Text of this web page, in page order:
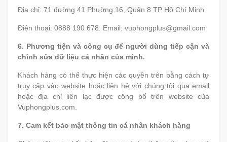
Địa chỉ: 71 đường 41 Phường 16, Quận 8 TP Hồ Chí Minh
Điện thoại: 0888 190 678. Email: vuphongplus@gmail.com
6. Phương tiện và công cụ để người dùng tiếp cận và
chỉnh sửa dữ liệu cá nhân của mình.
Khách hàng có thể thực hiện các quyền trên bằng cách tự
truy cập vào website hoặc liên hệ với chúng tôi qua email
hoặc địa chỉ liên lạc được công bố trên website của
Vuphongplus.com.
7. Cam kết bảo mật thông tin cá nhân khách hàng